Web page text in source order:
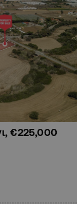
€225,000